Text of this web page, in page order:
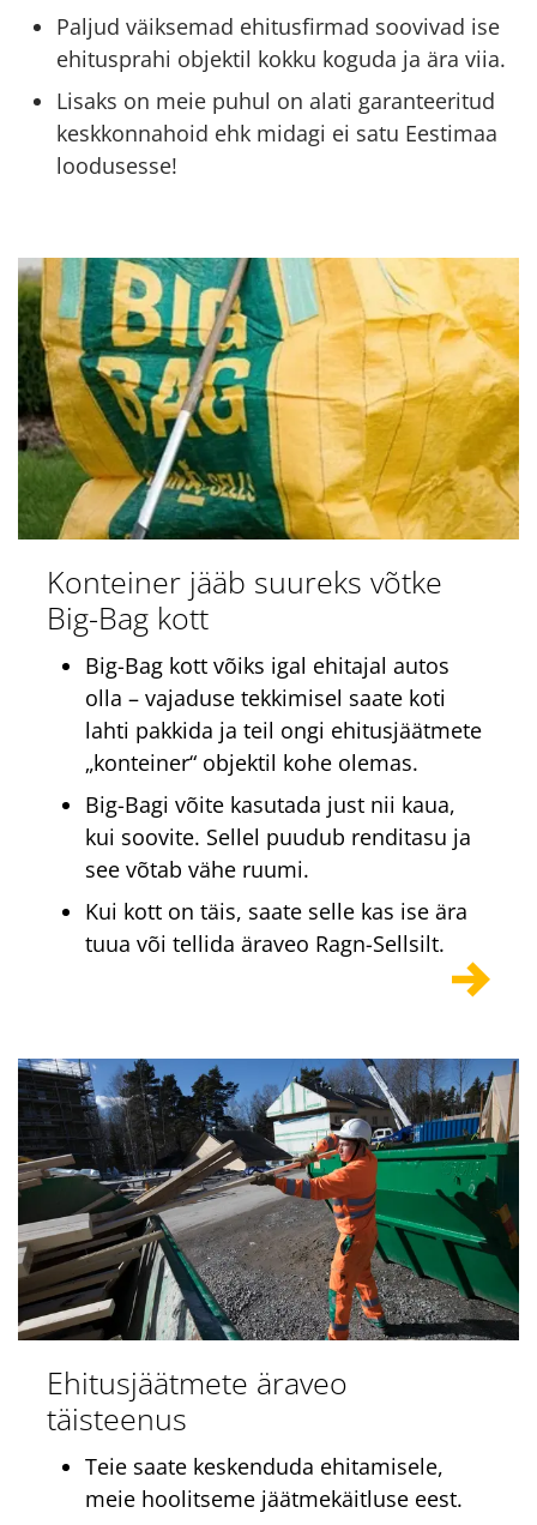
Paljud väiksemad ehitusfirmad soovivad ise
ehitusprahi objektil kokku koguda ja ära viia.
Lisaks on meie puhul on alati garanteeritud
keskkonnahoid ehk midagi ei satu Eestimaa
loodusesse!
Konteiner jääb suureks võtke
Big-Bag kott
Big-Bag kott võiks igal ehitajal autos
olla – vajaduse tekkimisel saate koti
lahti pakkida ja teil ongi ehitusjäätmete
„konteiner“ objektil kohe olemas.
Big-Bagi võite kasutada just nii kaua,
kui soovite. Sellel puudub renditasu ja
see võtab vähe ruumi.
Kui kott on täis, saate selle kas ise ära
tuua või tellida äraveo Ragn-Sellsilt.
Ehitusjäätmete äraveo
täisteenus
Teie saate keskenduda ehitamisele,
meie hoolitseme jäätmekäitluse eest.